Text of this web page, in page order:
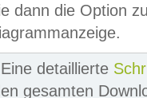
dann die Option
Eine detaillierte
gesamten